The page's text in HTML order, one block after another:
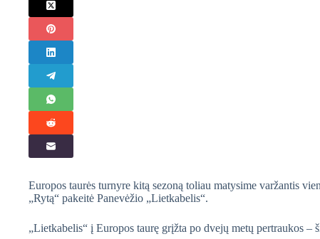
Europos taurės turnyre kitą sezoną toliau matysime varžantis
„Rytą“ pakeitė Panevėžio „Lietkabelis“.
„Lietkabelis“ į Europos taurę grįžta po dvejų metų pertraukos